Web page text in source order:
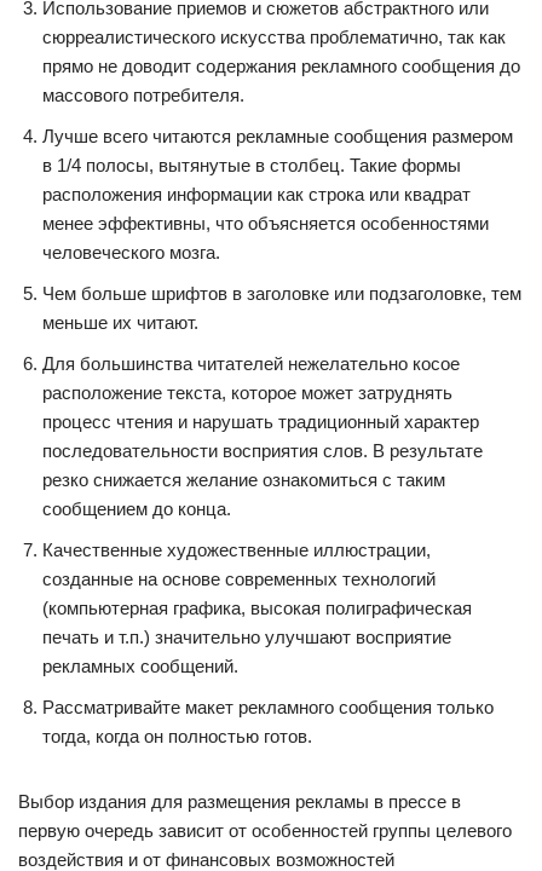
Использование приемов и сюжетов абстрактного или
сюрреалистического искусства проблематично, так как
прямо не доводит содержания рекламного сообщения до
массового потребителя.
Лучше всего читаются рекламные сообщения размером
в 1/4 полосы, вытянутые в столбец. Такие формы
расположения информации как строка или квадрат
менее эффективны, что объясняется особенностями
человеческого мозга.
Чем больше шрифтов в заголовке или подзаголовке, тем
меньше их читают.
Для большинства читателей нежелательно косое
расположение текста, которое может затруднять
процесс чтения и нарушать традиционный характер
последовательности восприятия слов. В результате
резко снижается желание ознакомиться с таким
сообщением до конца.
Качественные художественные иллюстрации,
созданные на основе современных технологий
(компьютерная графика, высокая полиграфическая
печать и т.п.) значительно улучшают восприятие
рекламных сообщений.
Рассматривайте макет рекламного сообщения только
тогда, когда он полностью готов.
Выбор издания для размещения рекламы в прессе в
первую очередь зависит от особенностей группы целевого
воздействия и от финансовых возможностей